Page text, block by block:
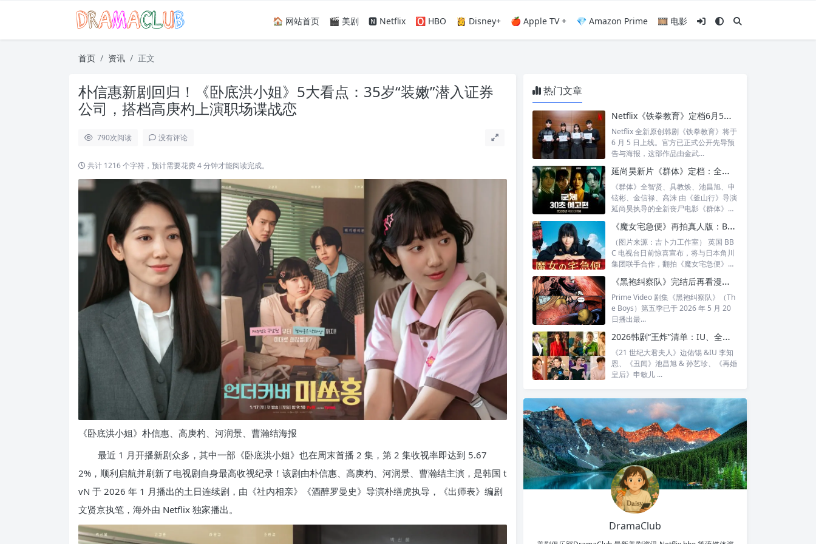
🏠 网站首页 🎬 美剧 🅽 Netflix 🅾️ HBO 👸 Disney+ 🍎 Apple TV + 💎 Amazon Prime 🎞️ 电影
首页 资讯 正文
朴信惠新剧回归！《卧底洪小姐》5大看点：35岁“装嫩”潜入证券
公司，搭档高庚杓上演职场谍战恋
790次阅读 没有评论
共计 1216 个字符，预计需要花费 4 分钟才能阅读完成。
《卧底洪小姐》朴信惠、高庚杓、河润景、曹瀚结海报
最近 1 月开播新剧众多，其中一部《卧底洪小姐》也在周末首播 2 集，第 2 集收视率即达到 5.67
2%，顺利启航并刷新了电视剧自身最高收视纪录！该剧由朴信惠、高庚杓、河润景、曹瀚结主演，是韩国 t
vN 于 2026 年 1 月播出的土日连续剧，由《社内相亲》《酒醉罗曼史》导演朴缮虎执导，《出师表》编剧
文贤京执笔，海外由 Netflix 独家播出。
热门文章
Netflix《铁拳教育》定档6月5日：金武烈、李星民集结出击，这次要用铁腕重整失控校园
Netflix 全新原创韩剧《铁拳教育》将于
6 月 5 日上线。官方已正式公开先导预
告与海报，这部作品由金武...
延尚昊新片《群体》定档：全智贤时隔11年回归大银幕，池昌旭、具教焕联手闯丧尸危机
《群体》全智贤、具教焕、池昌旭、申
铉彬、金信禄、高洙 由《釜山行》导演
延尚昊执导的全新丧尸电影《群体》正
《魔女宅急便》再拍真人版：BBC 联手角川打造“英国版”剧集
（图片来源：吉卜力工作室） 英国 BB
C 电视台日前惊喜宣布，将与日本角川
集团联手合作，翻拍《魔女宅急便》的
《黑袍纠察队》完结后再看漫画结局：护国超人之死，比剧版残酷得多
Prime Video 剧集《黑袍纠察队》（Th
e Boys）第五季已于 2026 年 5 月 20
日播出最...
2026韩剧“王炸”清单：IU、全智贤、宋慧乔领衔回归，30对神仙CP谁最让你心动？
《21 世纪大君夫人》边佑锡 &IU 李知
恩、《丑闻》池昌旭 & 孙艺珍、《再婚
皇后》申敏儿 ...
DramaClub